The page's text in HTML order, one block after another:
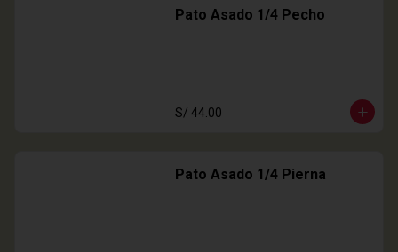
Pato Asado 1/4 Pecho
S/ 44.00
Pato Asado 1/4 Pierna